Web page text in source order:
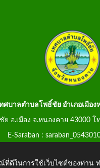
ศบาลตำบลโพธิ์ชัย อำเภอเมือ
อ.เมือง จ.หนองคาย 43000
E-Saraban :
ดีในการใช้เว็บไซต์ของท่าน